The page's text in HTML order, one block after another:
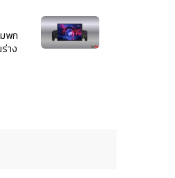
พก
าง